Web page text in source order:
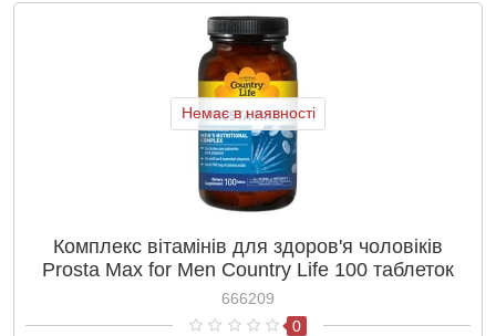
Немає в наявності
Комплекс вітамінів для здоров'я чоловіків
Prosta Max for Men Country Life 100 таблеток
666209
0